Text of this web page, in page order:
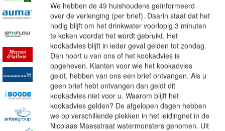
We hebben de 49 huishoudens geïnformeerd
over de verlenging (per brief). Daarin staat dat het
nodig blijft om het drinkwater voorlopig 3 minuten
te koken voordat het wordt gebruikt. Het
kookadvies blijft in ieder geval gelden tot zondag.
Dan hoort u van ons of het kookadvies is
opgeheven. Klanten voor wie het kookadvies
geldt, hebben van ons een brief ontvangen. Als u
geen brief hebt ontvangen dan geldt dit
kookadvies niet voor u. Waarom blijft het
kookadvies gelden? De afgelopen dagen hebben
we op verschillende plekken in het leidingnet in de
Nicolaas Maesstraat watermonsters genomen. Uit